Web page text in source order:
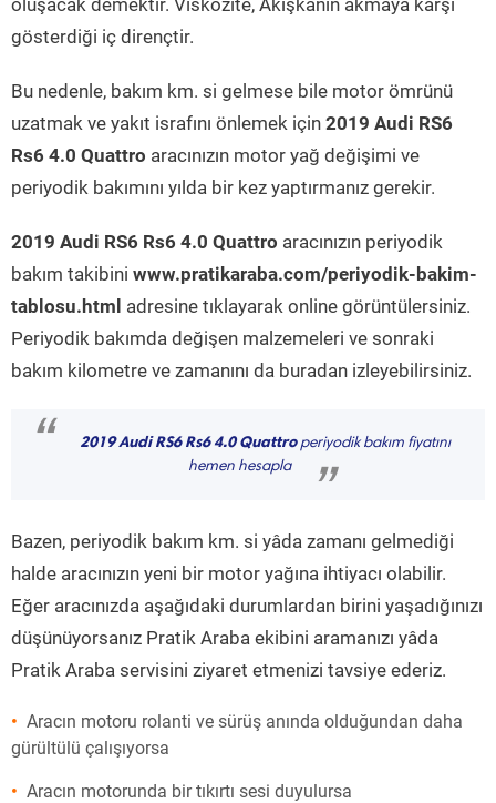
oluşacak demektir. Viskozite, Akışkanın akmaya karşı
gösterdiği iç dirençtir.
Bu nedenle, bakım km. si gelmese bile motor ömrünü
uzatmak ve yakıt israfını önlemek için 2019 Audi RS6
Rs6 4.0 Quattro aracınızın motor yağ değişimi ve
periyodik bakımını yılda bir kez yaptırmanız gerekir.
2019 Audi RS6 Rs6 4.0 Quattro aracınızın periyodik
bakım takibini www.pratikaraba.com/periyodik-bakim-
tablosu.html adresine tıklayarak online görüntülersiniz.
Periyodik bakımda değişen malzemeleri ve sonraki
bakım kilometre ve zamanını da buradan izleyebilirsiniz.
“ 2019 Audi RS6 Rs6 4.0 Quattroperiyodik bakım fiyatını
hemen hesapla
”
Bazen, periyodik bakım km. si yâda zamanı gelmediği
halde aracınızın yeni bir motor yağına ihtiyacı olabilir.
Eğer aracınızda aşağıdaki durumlardan birini yaşadığınızı
düşünüyorsanız Pratik Araba ekibini aramanızı yâda
Pratik Araba servisini ziyaret etmenizi tavsiye ederiz.
Aracın motoru rolanti ve sürüş anında olduğundan daha
gürültülü çalışıyorsa
Aracın motorunda bir tıkırtı sesi duyulursa